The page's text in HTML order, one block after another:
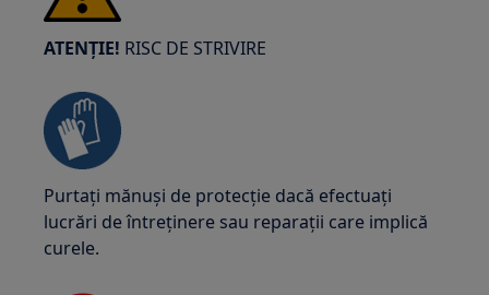
ATENȚIE! RISC DE STRIVIRE
Purtați mănuși de protecție dacă efectuați
lucrări de întreținere sau reparații care implică
curele.